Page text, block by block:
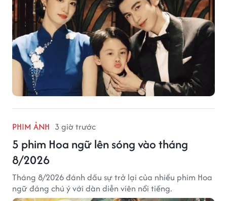
PHIM ẢNH 3 giờ trước
5 phim Hoa ngữ lên sóng vào tháng
8/2026
Tháng 8/2026 đánh dấu sự trở lại của nhiều phim Hoa
ngữ đáng chú ý với dàn diễn viên nổi tiếng.